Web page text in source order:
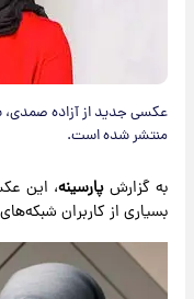
عکسی جدید از آزاده صمدی،
منتشر شده است.
به گزارشپارسینه، این
بسیاری از کاربران